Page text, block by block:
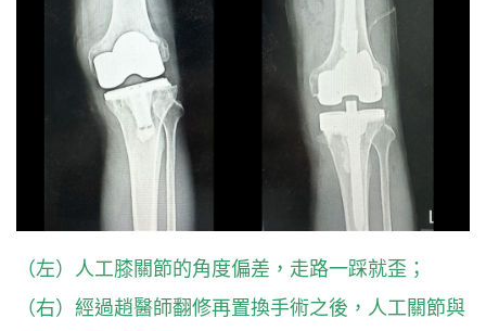
（左）人工膝關節的角度偏差，走路一踩就歪；
（右）經過趙醫師翻修再置換手術之後，人工關節與